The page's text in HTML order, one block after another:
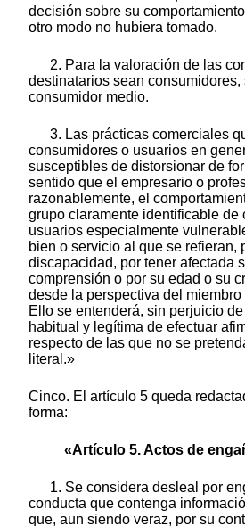
decisión sobre su
otro modo no hubiera tomado.
2. Para la valoración de las
destinatarios sean consumidores,
consumidor medio.
3. Las prácticas comerciales
consumidores o usuarios en
susceptibles de distorsionar de
sentido que el empresario o
razonablemente, el
grupo claramente identificable de
usuarios especialmente
bien o servicio al que se refieran,
discapacidad, por tener afectada
comprensión o por su edad o su
desde la perspectiva del
Ello se entenderá, sin perjuicio
habitual y legítima de efectuar
respecto de las que no se
literal.»
Cinco. El artículo 5 queda
forma:
«Artículo 5. Actos de
1. Se considera desleal por
conducta que contenga
que, aun siendo veraz, por su